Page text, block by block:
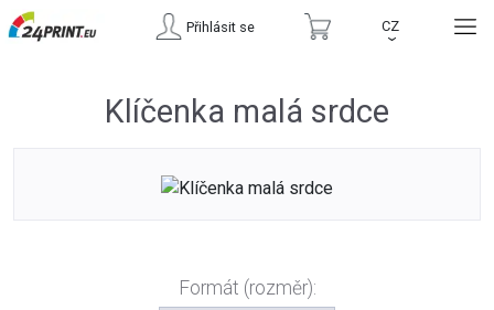
Přihlásit se CZ
›
Klíčenka malá srdce
Formát (rozměr):